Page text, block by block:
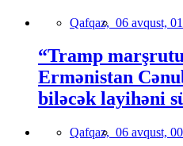
Qafqaz, 06 avqust,
“Tramp
Ermənistan
biləcək layihəni
Qafqaz, 06 avqust,